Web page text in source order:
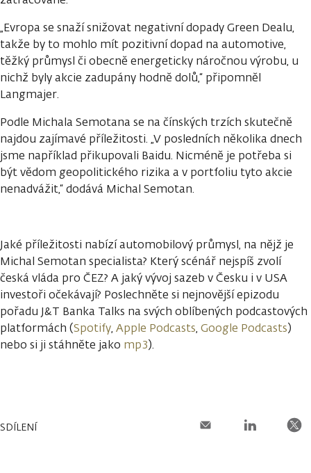
„Evropa se snaží snižovat negativní dopady Green Dealu,
takže by to mohlo mít pozitivní dopad na automotive,
těžký průmysl či obecně energeticky náročnou výrobu, u
nichž byly akcie zadupány hodně dolů,“ připomněl
Langmajer.
Podle Michala Semotana se na čínských trzích skutečně
najdou zajímavé příležitosti. „V posledních několika dnech
jsme například přikupovali Baidu. Nicméně je potřeba si
být vědom geopolitického rizika a v portfoliu tyto akcie
nenadvážit,“ dodává Michal Semotan.
Jaké příležitosti nabízí automobilový průmysl, na nějž je
Michal Semotan specialista? Který scénář nejspíš zvolí
česká vláda pro ČEZ? A jaký vývoj sazeb v Česku i v USA
investoři očekávají? Poslechněte si nejnovější epizodu
pořadu J&T Banka Talks na svých oblíbených podcastových
platformách (Spotify, Apple Podcasts, Google Podcasts)
nebo si ji stáhněte jako mp3).
SDÍLENÍ